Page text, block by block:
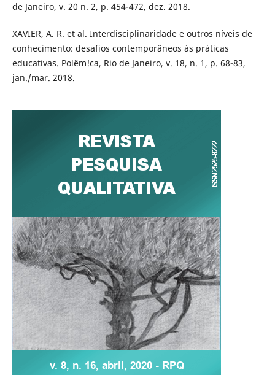
de Janeiro, v. 20 n. 2, p. 454-472, dez. 2018.
XAVIER, A. R. et al. Interdisciplinaridade e outros níveis de
conhecimento: desafios contemporâneos às práticas
educativas. Polêm!ca, Rio de Janeiro, v. 18, n. 1, p. 68-83,
jan./mar. 2018.